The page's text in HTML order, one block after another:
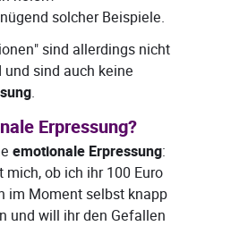
solcher Beispiele.
sind allerdings nicht
sind auch keine
.
Erpressung?
emotionale Erpressung:
mich, ob ich ihr 100 Euro
im Moment selbst knapp
und will ihr den Gefallen